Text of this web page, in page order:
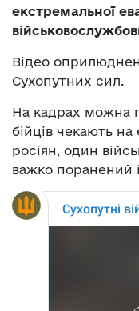
екстремальної
Відео
Сухопутних сил.
На кадрах можна
бійців чекають на
росіян, один
важко поранений